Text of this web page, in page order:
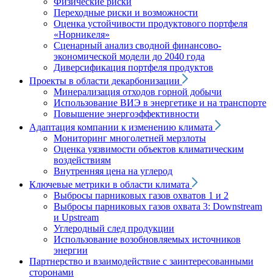
Переходные риски и возможности
Оценка устойчивости продуктового портфеля
«Норникеля»
Сценарный анализ сводной финансово-
экономической модели до 2040 года
Диверсификация портфеля продуктов
Проекты в области декарбонизации
Минерализация отходов горной добычи
Использование ВИЭ в энергетике и на транспорте
Повышение энергоэффективности
Адаптация компании к изменению климата
Мониторинг многолетней мерзлоты
Оценка уязвимости объектов климатическим
воздействиям
Внутренняя цена на углерод
Ключевые метрики в области климата
Выбросы парниковых газов охватов 1 и 2
Выбросы парниковых газов охвата 3: Downstream
и Upstream
Углеродный след продукции
Использование возобновляемых источников
энергии
Партнерство и взаимодействие с заинтересованными
сторонами